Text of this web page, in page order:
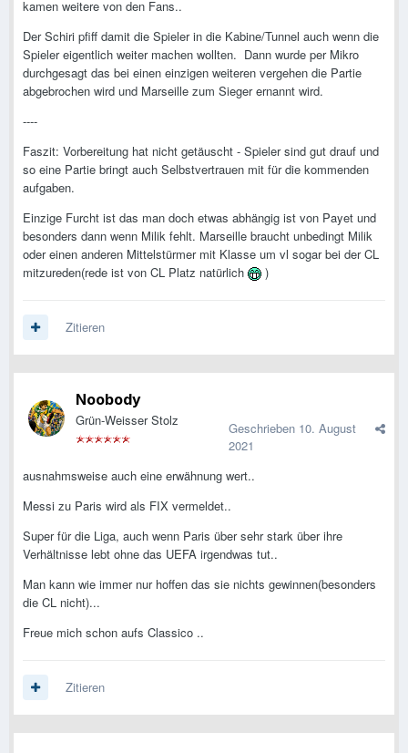
kamen weitere von den Fans..
Der Schiri pfiff damit die Spieler in die Kabine/Tunnel auch wenn die
Spieler eigentlich weiter machen wollten. Dann wurde per Mikro
durchgesagt das bei einen einzigen weiteren vergehen die Partie
abgebrochen wird und Marseille zum Sieger ernannt wird.
----
Faszit: Vorbereitung hat nicht getäuscht - Spieler sind gut drauf und
so eine Partie bringt auch Selbstvertrauen mit für die kommenden
aufgaben.
Einzige Furcht ist das man doch etwas abhängig ist von Payet und
besonders dann wenn Milik fehlt. Marseille braucht unbedingt Milik
oder einen anderen Mittelstürmer mit Klasse um vl sogar bei der CL
mitzureden(rede ist von CL Platz natürlich
)
Zitieren
Noobody
Grün-Weisser Stolz Geschrieben 10. August
2021
ausnahmsweise auch eine erwähnung wert..
Messi zu Paris wird als FIX vermeldet..
Super für die Liga, auch wenn Paris über sehr stark über ihre
Verhältnisse lebt ohne das UEFA irgendwas tut..
Man kann wie immer nur hoffen das sie nichts gewinnen(besonders
die CL nicht)...
Freue mich schon aufs Classico ..
Zitieren